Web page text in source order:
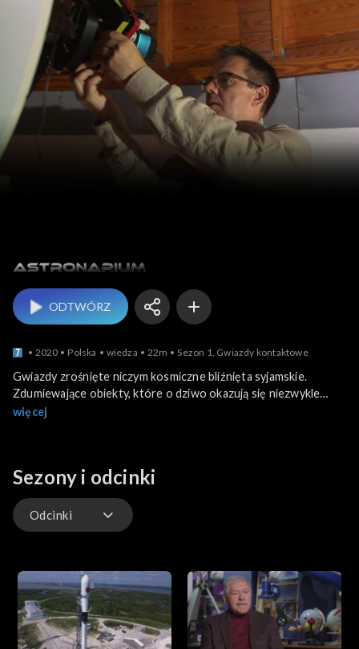
ODTWÓRZ
2020 Polska wiedza 22m Sezon 1, Gwiazdy kontaktowe
Gwiazdy zrośnięte niczym kosmiczne bliźnięta syjamskie.
Zdumiewające obiekty, które o dziwo okazują się niezwykle
powszechne. Właśnie tak wyglądają gwiazdy kontaktowe. To
poznaniu odegrali polscy naukowcy.
więcej
Sezony i odcinki
Odcinki